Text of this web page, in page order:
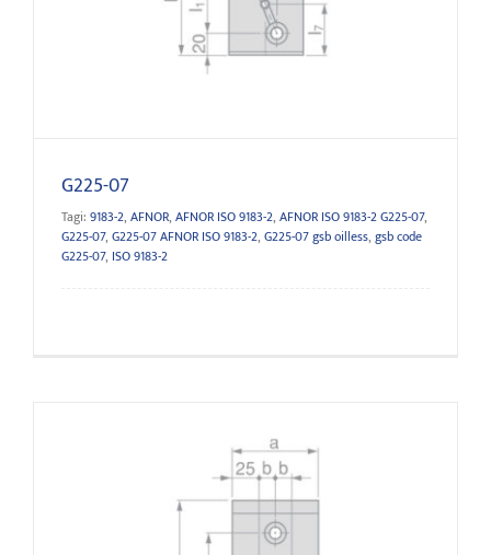
G225-07
Tagi: 9183-2, AFNOR, AFNOR ISO 9183-2, AFNOR ISO 9183-2 G225-07,
G225-07, G225-07 AFNOR ISO 9183-2, G225-07 gsb oilless, gsb code
G225-07, ISO 9183-2